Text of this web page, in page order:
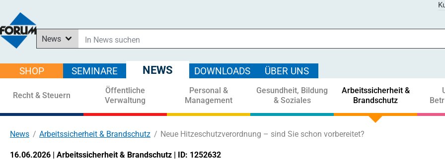
News
In Downloads suchen
Im Shop suchen
In Seminaren suchen
SHOP SEMINARE NEWS DOWNLOADS ÜBER UNS
Recht & Steuern
Öffentliche
Verwaltung
Personal &
Management
Gesundheit, Bildung
& Soziales
Arbeitssicherheit &
Brandschutz
News Arbeitssicherheit & Brandschutz Neue Hitzeschutzverordnung – sind Sie schon vorbereitet?
16.06.2026 | Arbeitssicherheit & Brandschutz | ID: 1252632